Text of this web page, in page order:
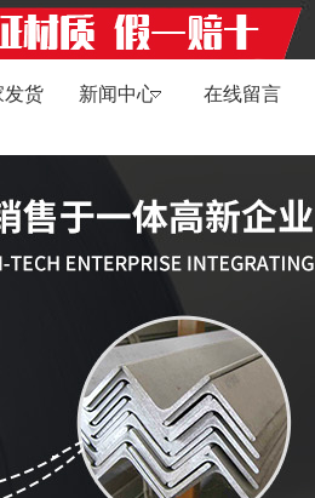
发货 新闻中心 在线留言